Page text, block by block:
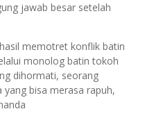
jawab besar setelah
memotret konflik batin
monolog batin tokoh
dihormati, seorang
bisa merasa rapuh,